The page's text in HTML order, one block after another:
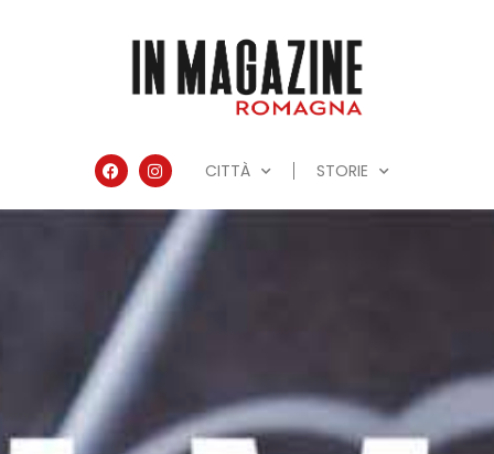
CITTÀ STORIE